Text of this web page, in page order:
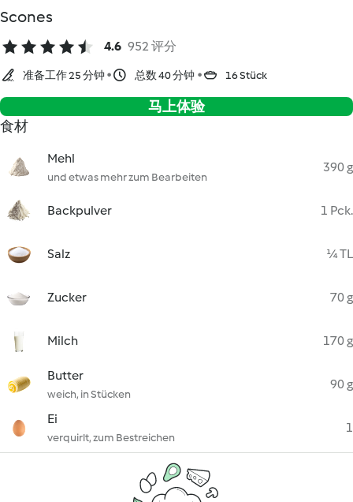
Scones
4.6 952 评分
准备工作 25 分钟 总数 40 分钟 16 Stück
马上体验
食材
Mehl
und etwas mehr zum Bearbeiten
390 g
Backpulver 1 Pck.
Salz ¼ TL
Zucker 70 g
Milch 170 g
Butter
weich, in Stücken
90 g
Ei
verquirlt, zum Bestreichen
1